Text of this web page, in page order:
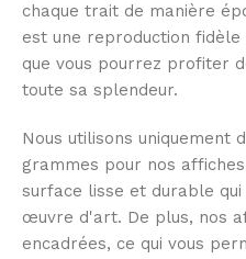
chaque trait de manière
est une reproduction
que vous pourrez profiter
toute sa splendeur.
Nous utilisons uniquement
grammes pour nos
surface lisse et durable
œuvre d'art. De plus, nos
encadrées, ce qui vous